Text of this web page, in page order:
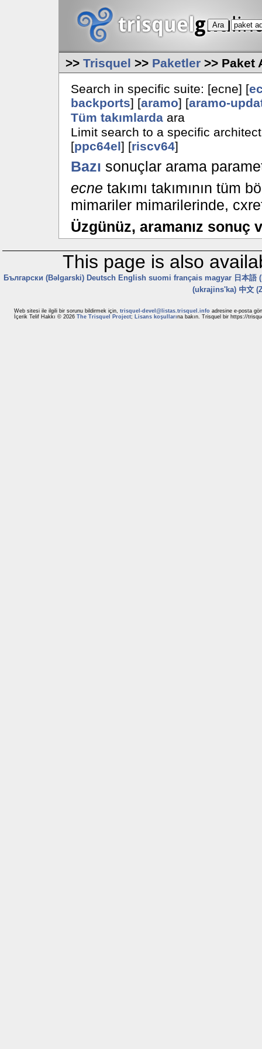
>>Trisquel >> Paketler >> Paket
Search in specific suite: [ecne] [
backports] [aramo] [aramo-
Tüm takımlardaara
Limit search to a specific
[ppc64el] [riscv64]
Bazı sonuçlar arama
ecne takımı takımının tüm
mimariler mimarilerinde,
Üzgünüz, aramanız sonuç
This page is also
Български (Bəlgarski) Deutsch English suomi français magyar 日本語
(ukrajins'ka) 中文
Web sitesi ile ilgili bir sorunu bildirmek için, trisquel-devel@listas.trisquel.info adresine e-posta
İçerik Telif Hakkı © 2026 The Trisquel Project; Lisans koşullarına bakın. Trisquel bir https://